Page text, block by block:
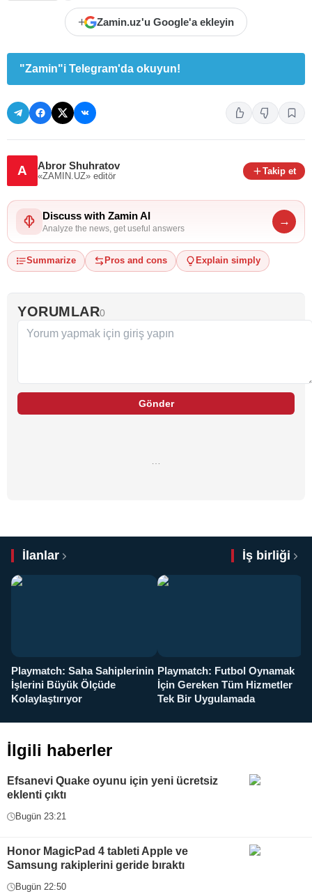
+ Zamin.uz'u Google'a ekleyin
"Zamin"i Telegram'da okuyun!
A Abror Shuhratov
«ZAMIN.UZ» editör
Takip et
Discuss with Zamin AI
Analyze the news, get useful answers
→
Summarize Pros and cons Explain simply
YORUMLAR0
Gönder
…
İlanlar İş birliği
Playmatch: Saha Sahiplerinin
İşlerini Büyük Ölçüde
Kolaylaştırıyor
Playmatch: Futbol Oynamak
İçin Gereken Tüm Hizmetler
Tek Bir Uygulamada
İlgili haberler
Efsanevi Quake oyunu için yeni ücretsiz
eklenti çıktı
Bugün 23:21
Honor MagicPad 4 tableti Apple ve
Samsung rakiplerini geride bıraktı
Bugün 22:50